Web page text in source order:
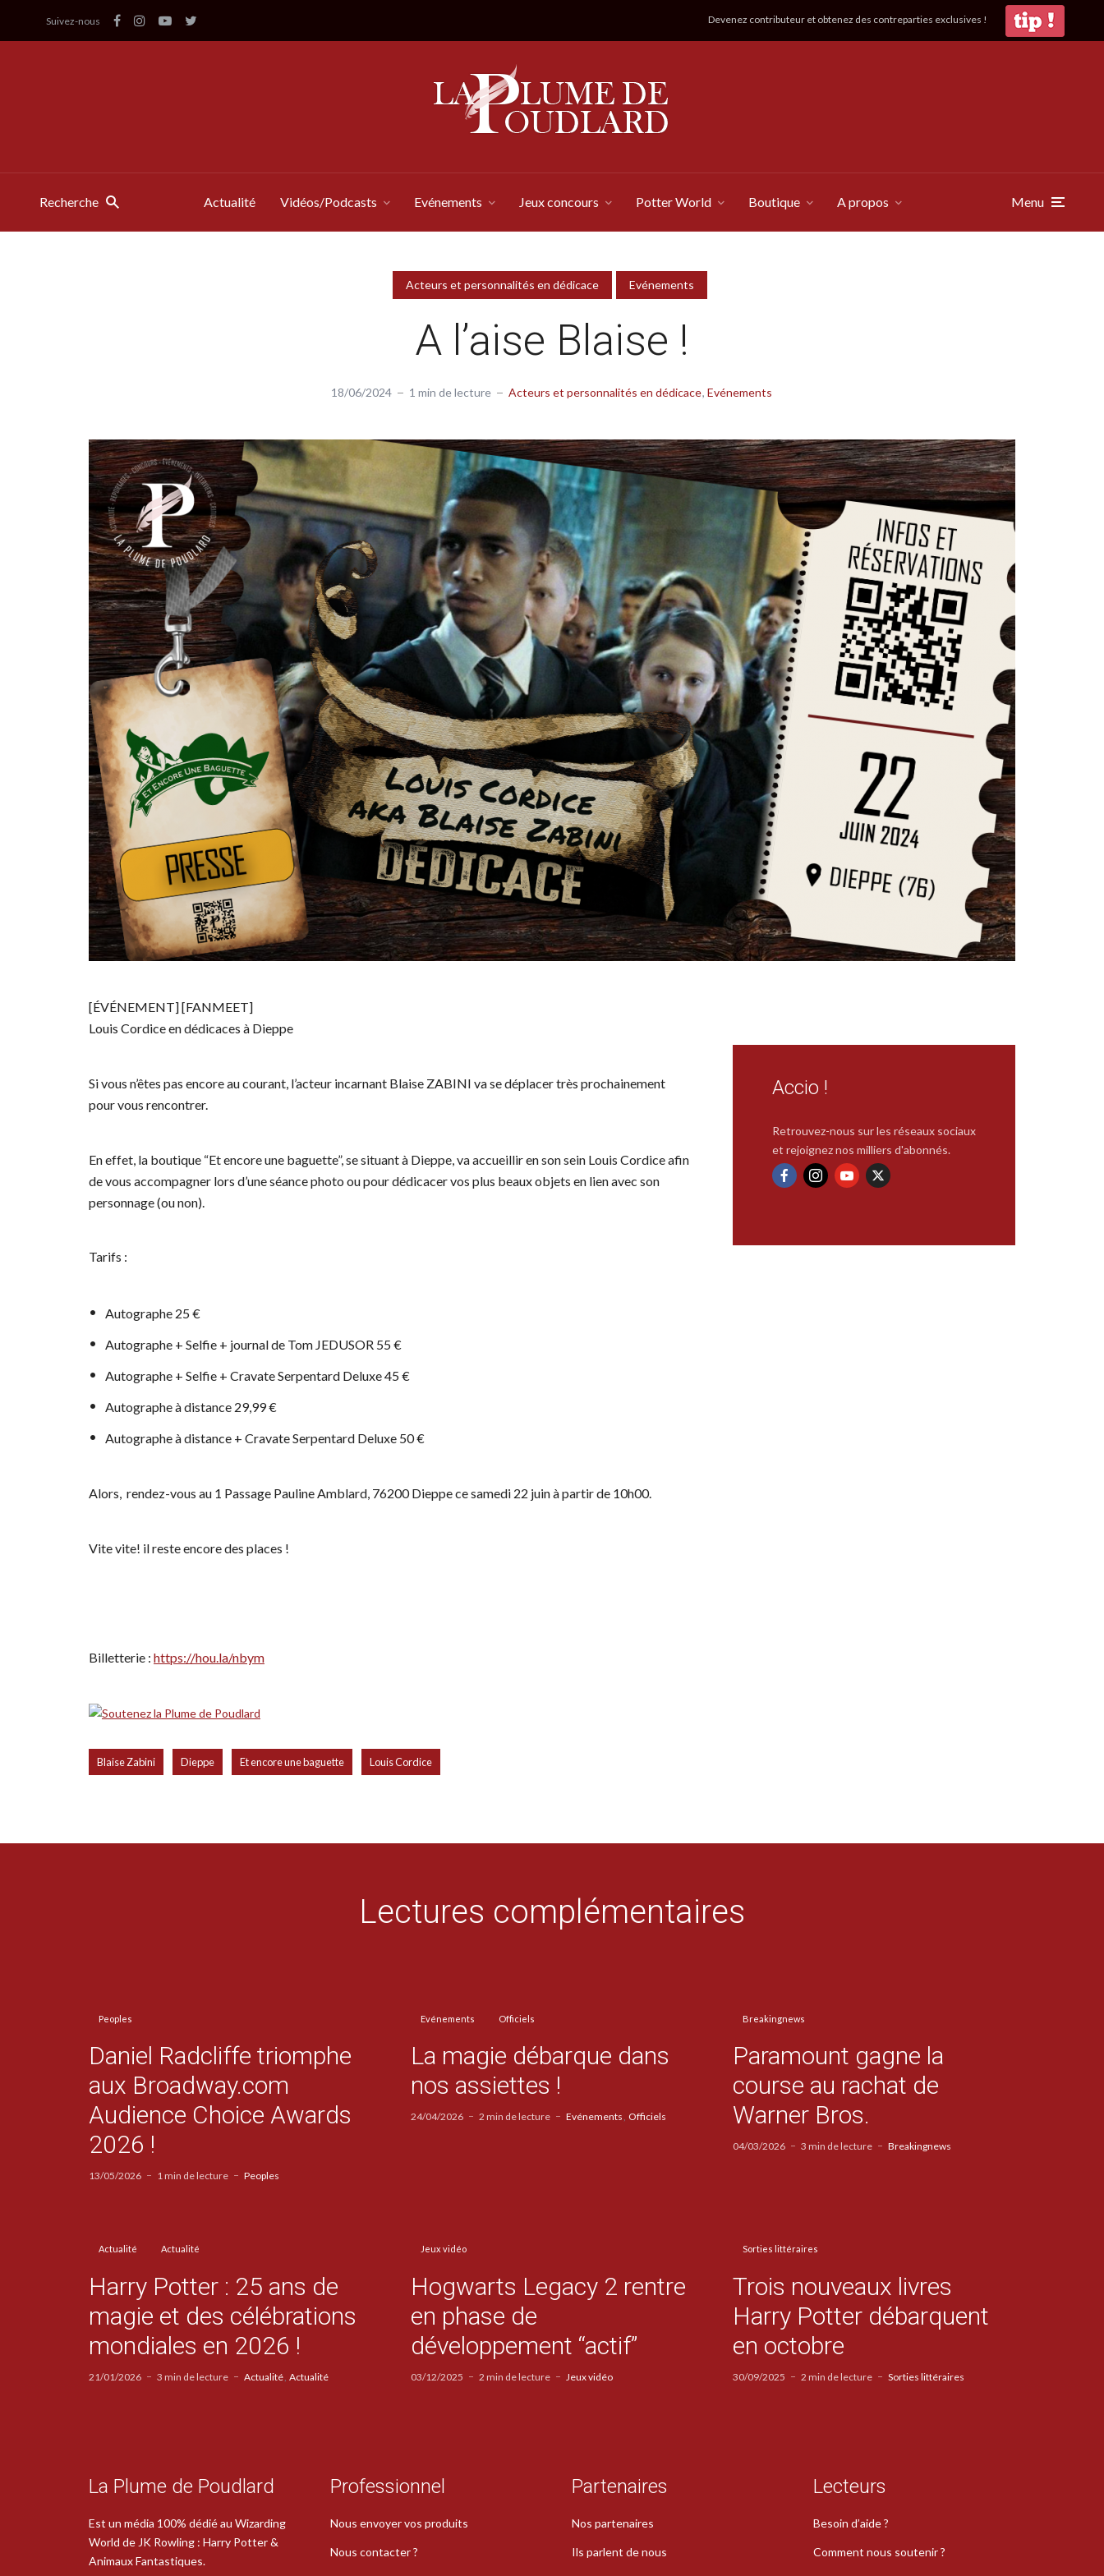
Suivez-nous Devenez contributeur et obtenez des contreparties exclusives !
Recherche Actualité Vidéos/Podcasts Evénements Jeux concours Potter World Boutique A propos Menu
Acteurs et personnalités en dédicace Evénements
A l’aise Blaise !
18/06/2024 1 min de lecture Acteurs et personnalités en dédicace Evénements
[ÉVÉNEMENT] [FANMEET]
Louis Cordice en dédicaces à Dieppe
Si vous n’êtes pas encore au courant, l’acteur incarnant Blaise ZABINI va se déplacer très prochainement
pour vous rencontrer.
En effet, la boutique “Et encore une baguette”, se situant à Dieppe, va accueillir en son sein Louis Cordice afin
de vous accompagner lors d’une séance photo ou pour dédicacer vos plus beaux objets en lien avec son
personnage (ou non).
Tarifs :
Autographe 25 €
Autographe + Selfie + journal de Tom JEDUSOR 55 €
Autographe + Selfie + Cravate Serpentard Deluxe 45 €
Autographe à distance 29,99 €
Autographe à distance + Cravate Serpentard Deluxe 50 €
Alors, rendez-vous au 1 Passage Pauline Amblard, 76200 Dieppe ce samedi 22 juin à partir de 10h00.
Vite vite! il reste encore des places !
Billetterie : https://hou.la/nbym
Blaise Zabini Dieppe Et encore une baguette Louis Cordice
Accio !
Retrouvez-nous sur les réseaux sociaux
et rejoignez nos milliers d'abonnés.
Lectures complémentaires
Peoples
Daniel Radcliffe triomphe
aux Broadway.com
Audience Choice Awards
2026 !
13/05/2026 1 min de lecture Peoples
Evénements Officiels
La magie débarque dans
nos assiettes !
24/04/2026 2 min de lecture Evénements Officiels
Breakingnews
Paramount gagne la
course au rachat de
Warner Bros.
04/03/2026 3 min de lecture Breakingnews
Actualité Actualité
Harry Potter : 25 ans de
magie et des célébrations
mondiales en 2026 !
21/01/2026 3 min de lecture Actualité Actualité
Jeux vidéo
Hogwarts Legacy 2 rentre
en phase de
développement “actif”
03/12/2025 2 min de lecture Jeux vidéo
Sorties littéraires
Trois nouveaux livres
Harry Potter débarquent
en octobre
30/09/2025 2 min de lecture Sorties littéraires
La Plume de Poudlard
Est un média 100% dédié au Wizarding
World de JK Rowling : Harry Potter &
Animaux Fantastiques.
Professionnel
Nous envoyer vos produits
Nous contacter ?
Partenaires
Nos partenaires
Ils parlent de nous
Lecteurs
Besoin d’aide ?
Comment nous soutenir ?